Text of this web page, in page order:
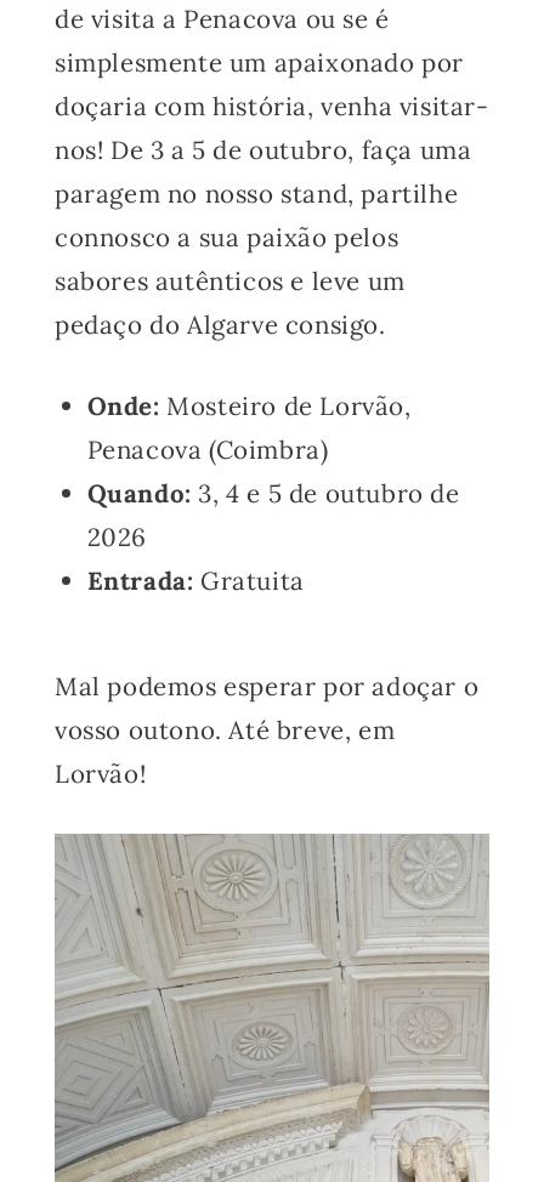
de visita a Penacova ou se é
simplesmente um apaixonado por
doçaria com história, venha visitar-
nos! De 3 a 5 de outubro, faça uma
paragem no nosso stand, partilhe
connosco a sua paixão pelos
sabores autênticos e leve um
pedaço do Algarve consigo.
Onde: Mosteiro de Lorvão,
Penacova (Coimbra)
Quando: 3, 4 e 5 de outubro de
2026
Entrada: Gratuita
Mal podemos esperar por adoçar o
vosso outono. Até breve, em
Lorvão!